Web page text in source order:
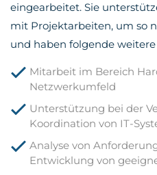
eingearbeitet. Sie
mit Projektarbeiten, um so
und haben folgende
Mitarbeit im Bereich
Netzwerkumfeld
Unterstützung bei der
Koordination von IT-
Analyse von
Entwicklung von